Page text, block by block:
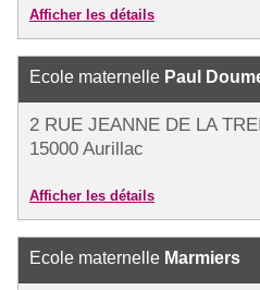
Afficher les détails
Ecole maternelle Paul
2 RUE JEANNE DE LA
15000 Aurillac
Afficher les détails
Ecole maternelle Marmiers